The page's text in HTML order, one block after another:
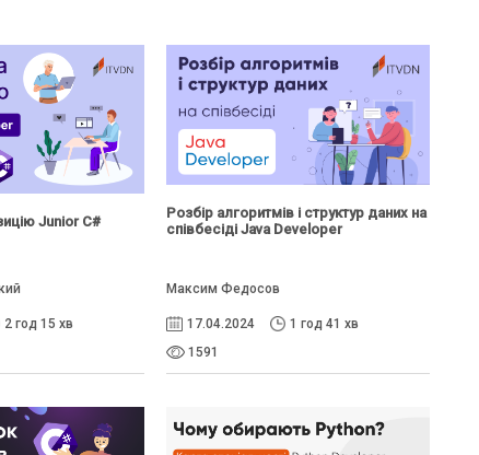
Junior C#
2 год 15 хв
Розбір алгоритмів і структур даних на
співбесіді Java Developer
Максим Федосов
17.04.2024
1 год 41 хв
1591